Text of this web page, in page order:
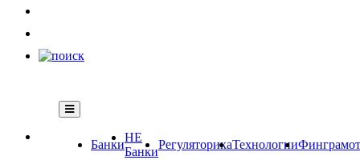
Банки
НЕ
Банки
РегуляторикаТехнологии